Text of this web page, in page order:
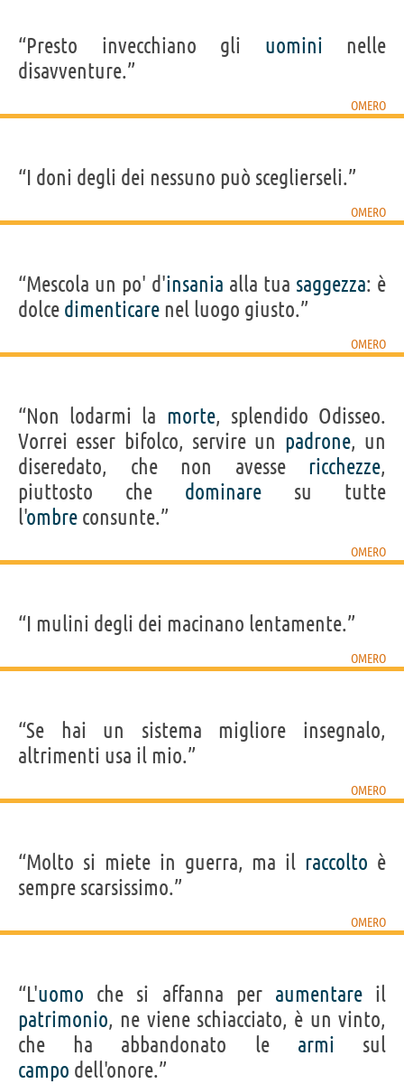
“Presto invecchiano gli uomini nelle
disavventure.”
OMERO
“I doni degli dei nessuno può sceglierseli.”
OMERO
“Mescola un po' d'insania alla tua saggezza: è
dolce dimenticare nel luogo giusto.”
OMERO
“Non lodarmi la morte, splendido Odisseo.
Vorrei esser bifolco, servire un padrone, un
diseredato, che non avesse ricchezze,
piuttosto che dominare su tutte
l'ombre consunte.”
OMERO
“I mulini degli dei macinano lentamente.”
OMERO
“Se hai un sistema migliore insegnalo,
altrimenti usa il mio.”
OMERO
“Molto si miete in guerra, ma il raccolto è
sempre scarsissimo.”
OMERO
“L'uomo che si affanna per aumentareil
patrimonio, ne viene schiacciato, è un vinto,
che ha abbandonato le armi sul
campo dell'onore.”